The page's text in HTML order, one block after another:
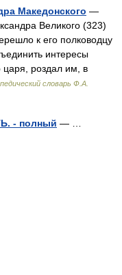
Македонского —
Великого (323)
к его полководцу
интересы
царя, роздал им, в
словарь Ф.А.
- полный — …